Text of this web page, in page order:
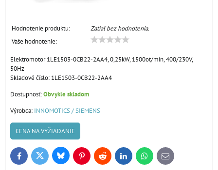
Hodnotenie produktu:
Zatiaľ bez hodnotenia.
Vaše hodnotenie:
Elektromotor 1LE1503-0CB22-2AA4, 0,25kW, 1500ot/min, 400/230V,
50Hz
Skladové číslo: 1LE1503-0CB22-2AA4
Dostupnosť:Obvykle skladom
Výrobca: INNOMOTICS / SIEMENS
CENA NA VYŽIADANIE
FacebookTwitter BlueskyPinterestReddit LinkedInWhatsApp
E-
mail